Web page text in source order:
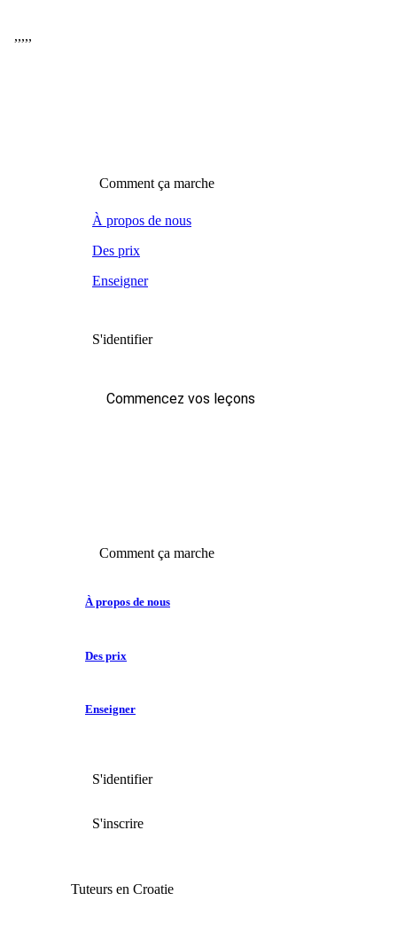
,,,,,
Comment ça marche
À propos de nous
Des prix
Enseigner
S'identifier
Commencez vos leçons
Comment ça marche
À propos de nous
Des prix
Enseigner
S'identifier
S'inscrire
Tuteurs en Croatie